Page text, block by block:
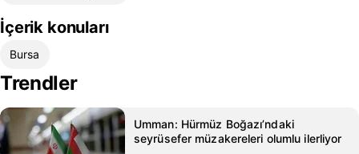
İçerik konuları
Bursa
Trendler
Umman: Hürmüz Boğazı’ndaki
seyrüsefer müzakereleri olumlu ilerliyor